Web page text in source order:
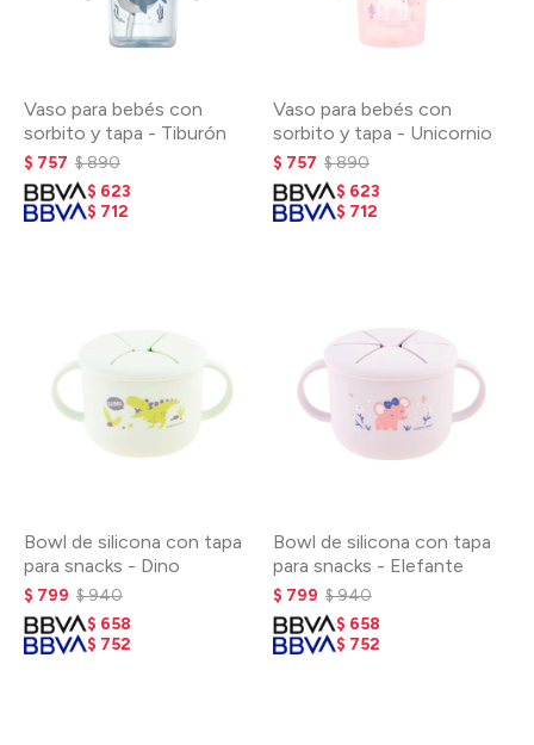
Vaso para bebés con
sorbito y tapa - Tiburón
$ 757 $890
$ 623
$ 712
Vaso para bebés con
sorbito y tapa - Unicornio
$ 757 $890
$ 623
$ 712
Bowl de silicona con tapa
para snacks - Dino
$ 799 $940
$ 658
$ 752
Bowl de silicona con tapa
para snacks - Elefante
$ 799 $940
$ 658
$ 752